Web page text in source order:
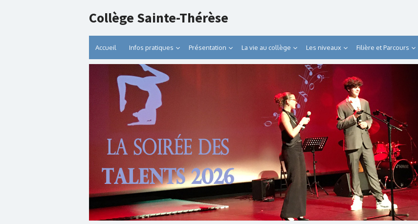
Collège Sainte-Thérèse
Accueil Infos pratiques Présentation La vie au collège Les niveaux Filière et Parcours